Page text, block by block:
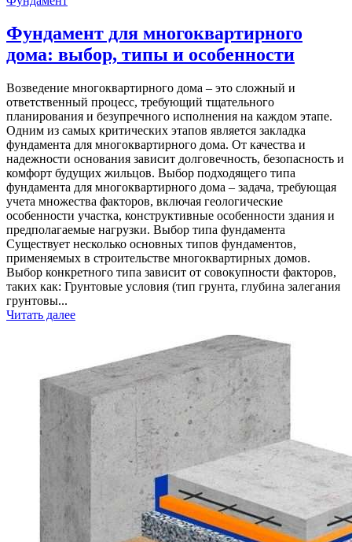
Фундамент для многоквартирного
дома: выбор, типы и особенности
Возведение многоквартирного дома – это сложный и
ответственный процесс, требующий тщательного
планирования и безупречного исполнения на каждом этапе.
Одним из самых критических этапов является закладка
фундамента для многоквартирного дома. От качества и
надежности основания зависит долговечность, безопасность и
комфорт будущих жильцов. Выбор подходящего типа
фундамента для многоквартирного дома – задача, требующая
учета множества факторов, включая геологические
особенности участка, конструктивные особенности здания и
предполагаемые нагрузки. Выбор типа фундамента
Существует несколько основных типов фундаментов,
применяемых в строительстве многоквартирных домов.
Выбор конкретного типа зависит от совокупности факторов,
таких как: Грунтовые условия (тип грунта, глубина залегания
грунтовы...
Читать далее